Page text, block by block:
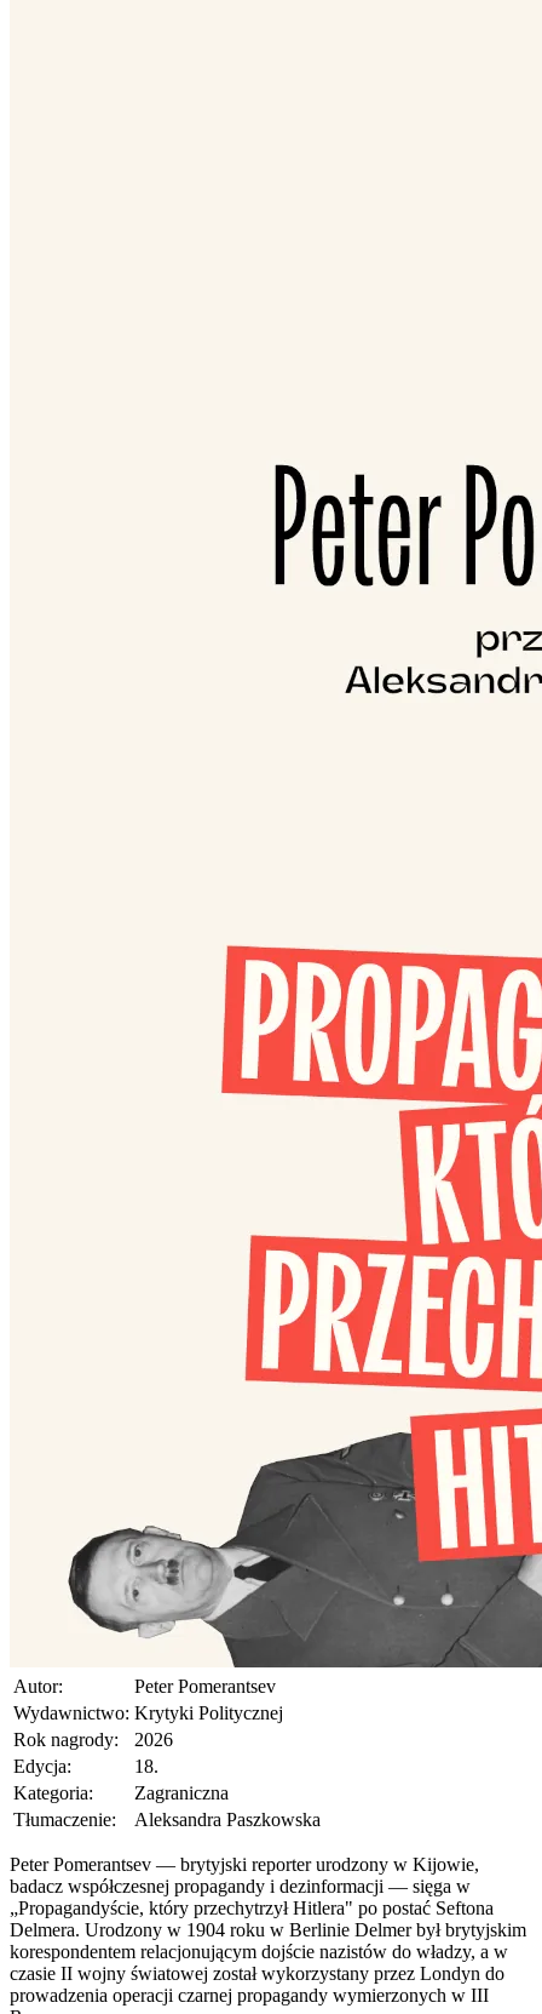
Autor:
Peter Pomerantsev
Wydawnictwo: Krytyki Politycznej
Rok nagrody:
2026
Edycja:
18.
Kategoria:
Zagraniczna
Tłumaczenie:
Aleksandra Paszkowska
Peter Pomerantsev — brytyjski reporter urodzony w Kijowie,
badacz współczesnej propagandy i dezinformacji — sięga w
„Propagandyście, który przechytrzył Hitlera" po postać Seftona
Delmera. Urodzony w 1904 roku w Berlinie Delmer był brytyjskim
korespondentem relacjonującym dojście nazistów do władzy, a w
czasie II wojny światowej został wykorzystany przez Londyn do
prowadzenia operacji czarnej propagandy wymierzonych w III